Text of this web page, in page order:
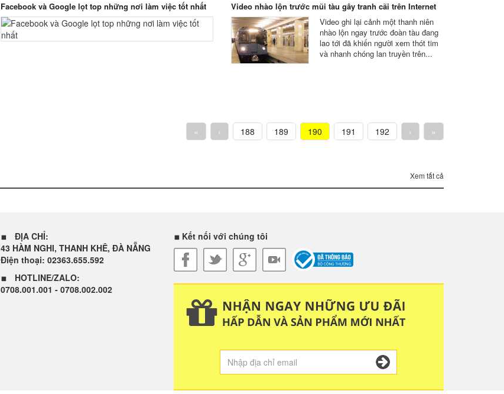
Facebook và Google lọt top những nơi làm việc tốt nhất
Video nhào lộn trước mũi tàu gây tranh cãi trên Internet
Video ghi lại cảnh một thanh niên
nhào lộn ngay trước đoàn tàu đang
lao tới đã khiến người xem thót tim
và nhanh chóng lan truyền trên...
« ‹ 188 189 190 191 192 › »
Xem tất cả
ĐỊA CHỈ:
43 HÀM NGHI, THANH KHÊ, ĐÀ NẴNG
Điện thoại: 02363.655.592
HOTLINE/ZALO:
0708.001.001 - 0708.002.002
Kết nối với chúng tôi